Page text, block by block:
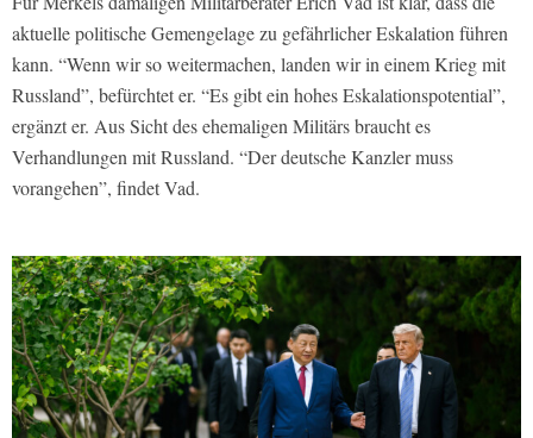
aktuelle politische Gemengelage zu gefährlicher Eskalation führen
kann. “Wenn wir so weitermachen, landen wir in einem Krieg mit
Russland”, befürchtet er. “Es gibt ein hohes Eskalationspotential”,
ergänzt er. Aus Sicht des ehemaligen Militärs braucht es
Verhandlungen mit Russland. “Der deutsche Kanzler muss
vorangehen”, findet Vad.